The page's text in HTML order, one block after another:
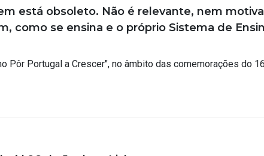
está obsoleto. Não é relevante, nem
como se ensina e o próprio Sistema de
Pôr Portugal a Crescer", no âmbito das comemorações do